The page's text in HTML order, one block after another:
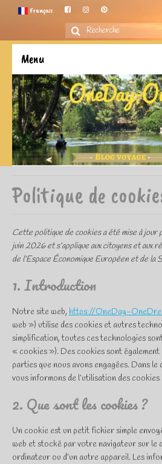
Français
Rechercher
:
Menu
Accueil
Carnet de voyages
Avant de partir
Mes coups de coeur
Rétrospective
Politique de
Cette politique de cookies a été mise à
juin 2026 et s’applique aux citoyens et aux
de l’Espace Économique Européen et de la
1. Introduction
Notre site web, https://OneDay-
web ») utilise des cookies et autres
simplification, toutes ces technologies
« cookies »). Des cookies sont
parties que nous avons engagées. Dans
vous informons de l’utilisation des
2. Que sont les cookies ?
Un cookie est un petit fichier simple
web et stocké par votre navigateur sur le
ordinateur ou d’un autre appareil. Les